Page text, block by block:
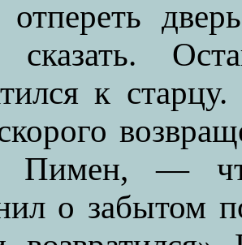
отпереть
сказать.
к
Пимен, —
о забытом